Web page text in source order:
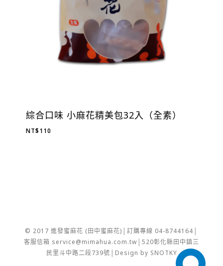
綜合口味 小麻花精美包32入（全素）
NT$110
© 2017 進發蜜麻花 (田中蜜麻花)│訂購專線 04-8744164│
客服信箱 service@mimahua.com.tw│520彰化縣田中鎮三
民里斗中路二段739號│Design by SNOTKY